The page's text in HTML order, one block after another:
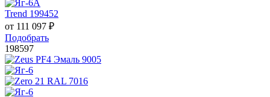
Trend 199452
от 111 097 ₽
Подобрать
198597